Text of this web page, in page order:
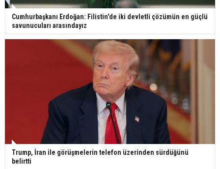
Ünlü türkücü Mahmut Tuncer estetik operasyon
geçirdi: Son hali gündem oldu
Yerli turist 229,7 milyar lira seyahat harcaması
yaptı
Gazze'deki Sağlık Bakanlığı duyurdu: Vahşetin
pençesinde 2 salgın vaka tespit edildi
Cumhurbaşkanı Erdoğan: Filistin'de iki devletli çözümün en güçlü
savunucuları arasındayız
Trump, İran ile görüşmelerin telefon üzerinden sürdüğünü
belirtti